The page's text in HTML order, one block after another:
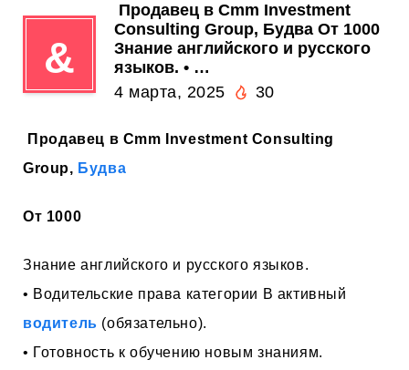
&
️ Продавец в Cmm Investment
Consulting Group, Будва От 1000
Знание английского и русского
языков. • …
4 марта, 2025
30
️ Продавец в Cmm Investment Consulting
Group, Будва
От 1000
Знание английского и русского языков.
• Водительские права категории B активный
водитель (обязательно).
• Готовность к обучению новым знаниям.